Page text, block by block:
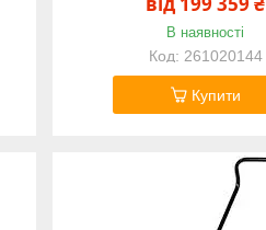
В наявності
261020144
Купити